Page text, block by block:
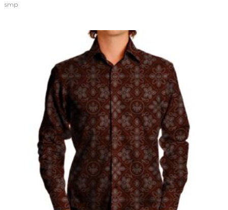
n
g
a
n
D
e
s
a
smp